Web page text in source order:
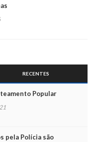
RECENTES
Popular
pela Polícia são